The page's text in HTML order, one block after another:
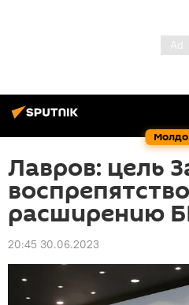
Лавров: цель
расширению
20:45 30.06.2023